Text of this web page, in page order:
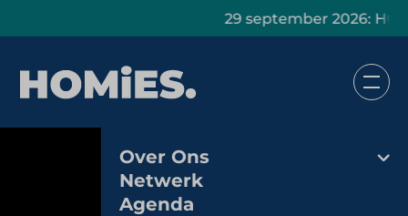
29 september 2026:
Over Ons
Netwerk
Agenda